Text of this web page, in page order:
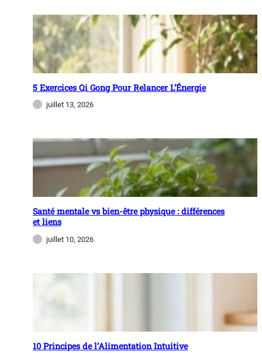
5 Exercices Qi Gong Pour Relancer L’Énergie
juillet 13, 2026
Santé mentale vs bien-être physique : différences
et liens
juillet 10, 2026
10 Principes de l’Alimentation Intuitive